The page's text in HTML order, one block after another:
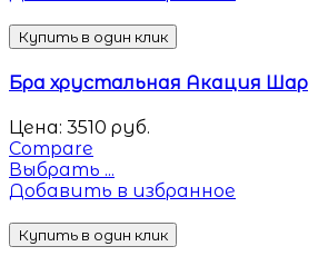
Купить в один клик
Бра хрустальная Акация Шар
Цена: 3510 руб.
Compare
Выбрать ...
Добавить в избранное
Купить в один клик